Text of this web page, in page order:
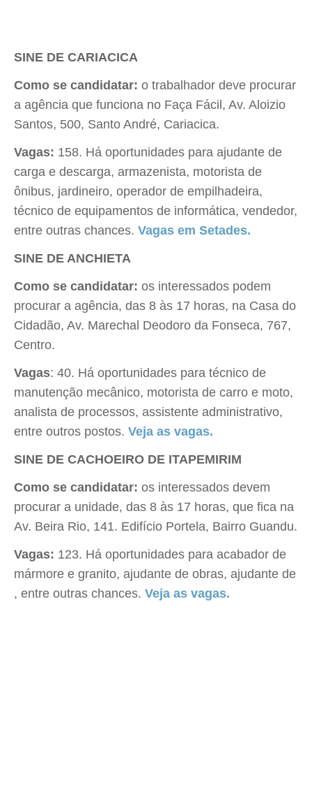
SINE DE CARIACICA
Como se candidatar: o trabalhador deve procurar
a agência que funciona no Faça Fácil, Av. Aloizio
Santos, 500, Santo André, Cariacica.
Vagas: 158. Há oportunidades para ajudante de
carga e descarga, armazenista, motorista de
ônibus, jardineiro, operador de empilhadeira,
técnico de equipamentos de informática, vendedor,
entre outras chances. Vagas em Setades.
SINE DE ANCHIETA
Como se candidatar: os interessados podem
procurar a agência, das 8 às 17 horas, na Casa do
Cidadão, Av. Marechal Deodoro da Fonseca, 767,
Centro.
Vagas: 40. Há oportunidades para técnico de
manutenção mecânico, motorista de carro e moto,
analista de processos, assistente administrativo,
entre outros postos. Veja as vagas.
SINE DE CACHOEIRO DE ITAPEMIRIM
Como se candidatar: os interessados devem
procurar a unidade, das 8 às 17 horas, que fica na
Av. Beira Rio, 141. Edifício Portela, Bairro Guandu.
Vagas: 123. Há oportunidades para acabador de
mármore e granito, ajudante de obras, ajudante de
, entre outras chances. Veja as vagas.